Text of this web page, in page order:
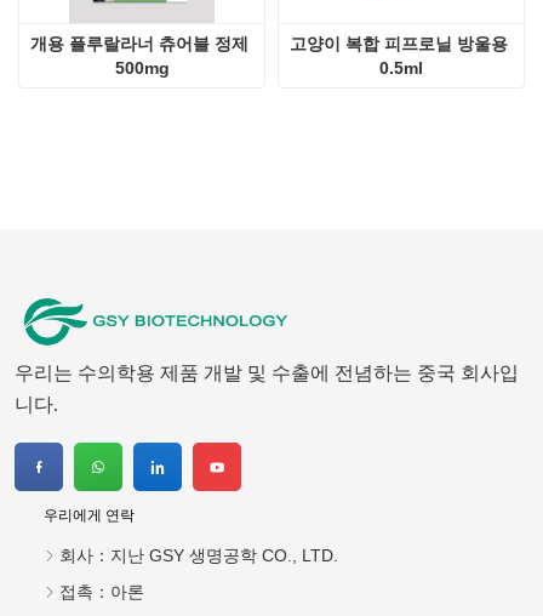
개용 플루랄라너 츄어블 정제
500mg
고양이 복합 피프로닐 방울용
0.5ml
우리는 수의학용 제품 개발 및 수출에 전념하는 중국 회사입
니다.
우리에게 연락
회사： 지난 GSY 생명공학 CO., LTD.
접촉： 아론